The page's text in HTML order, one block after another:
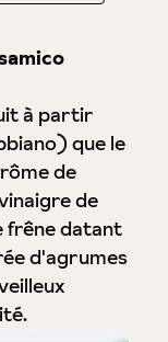
à partir
que le
de
de
frêne datant
d'agrumes